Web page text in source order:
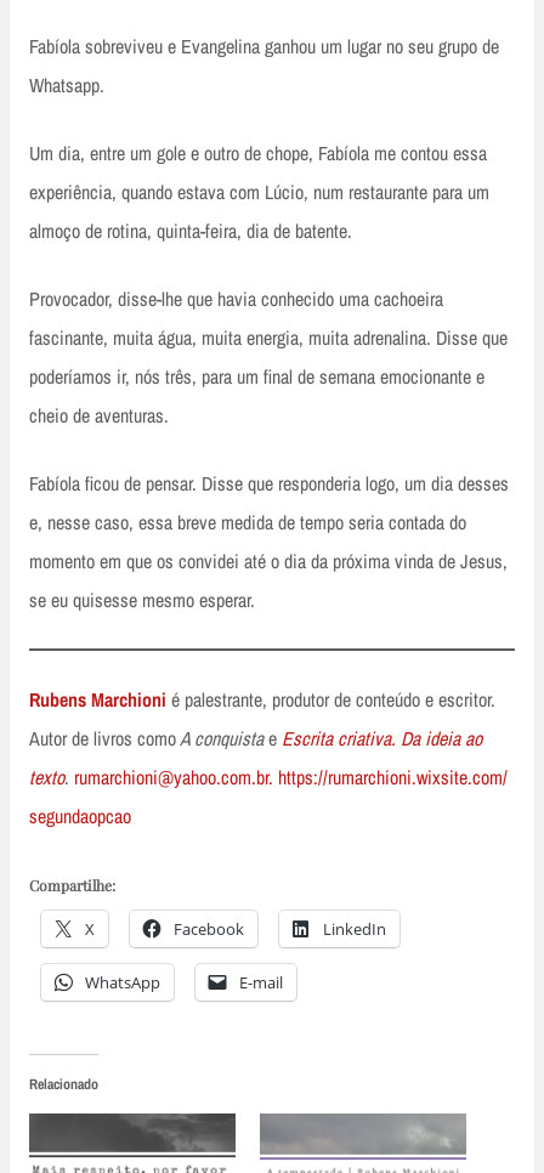
Fabíola sobreviveu e Evangelina ganhou um lugar no seu grupo de
Whatsapp.
Um dia, entre um gole e outro de chope, Fabíola me contou essa
experiência, quando estava com Lúcio, num restaurante para um
almoço de rotina, quinta-feira, dia de batente.
Provocador, disse-lhe que havia conhecido uma cachoeira
fascinante, muita água, muita energia, muita adrenalina. Disse que
poderíamos ir, nós três, para um final de semana emocionante e
cheio de aventuras.
Fabíola ficou de pensar. Disse que responderia logo, um dia desses
e, nesse caso, essa breve medida de tempo seria contada do
momento em que os convidei até o dia da próxima vinda de Jesus,
se eu quisesse mesmo esperar.
Rubens Marchioni é palestrante, produtor de conteúdo e escritor.
Autor de livros comoA conquistae Escrita criativa. Da ideia ao
texto. rumarchioni@yahoo.com.br. https://rumarchioni.wixsite.com/
segundaopcao
Compartilhe:
X Facebook LinkedIn
WhatsApp E-mail
Relacionado